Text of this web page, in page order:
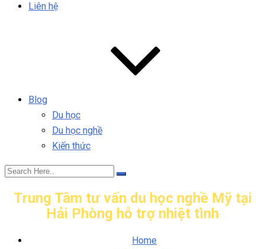
Liên hệ
Blog
Du học
Du học nghề
Kiến thức
Trung Tâm tư vấn du học nghề Mỹ tại
Hải Phòng hỗ trợ nhiệt tình
Home